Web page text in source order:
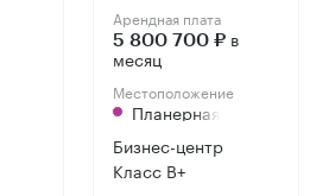
Арендная плата
5 800 700 ₽в
месяц
Местоположение
Планерная
Бизнес-центр
Класс B+